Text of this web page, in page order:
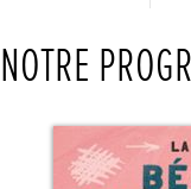
NOTRE